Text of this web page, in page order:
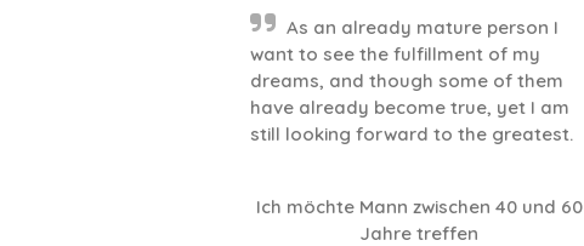
As an already mature person I
want to see the fulfillment of my
dreams, and though some of them
have already become true, yet I am
still looking forward to the greatest.
Ich möchte Mann zwischen 40 und 60
Jahre treffen